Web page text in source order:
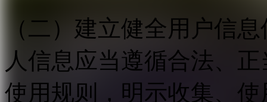
（二）建立健全用户信
人信息应当遵循合法、
使用规则，明示收集、